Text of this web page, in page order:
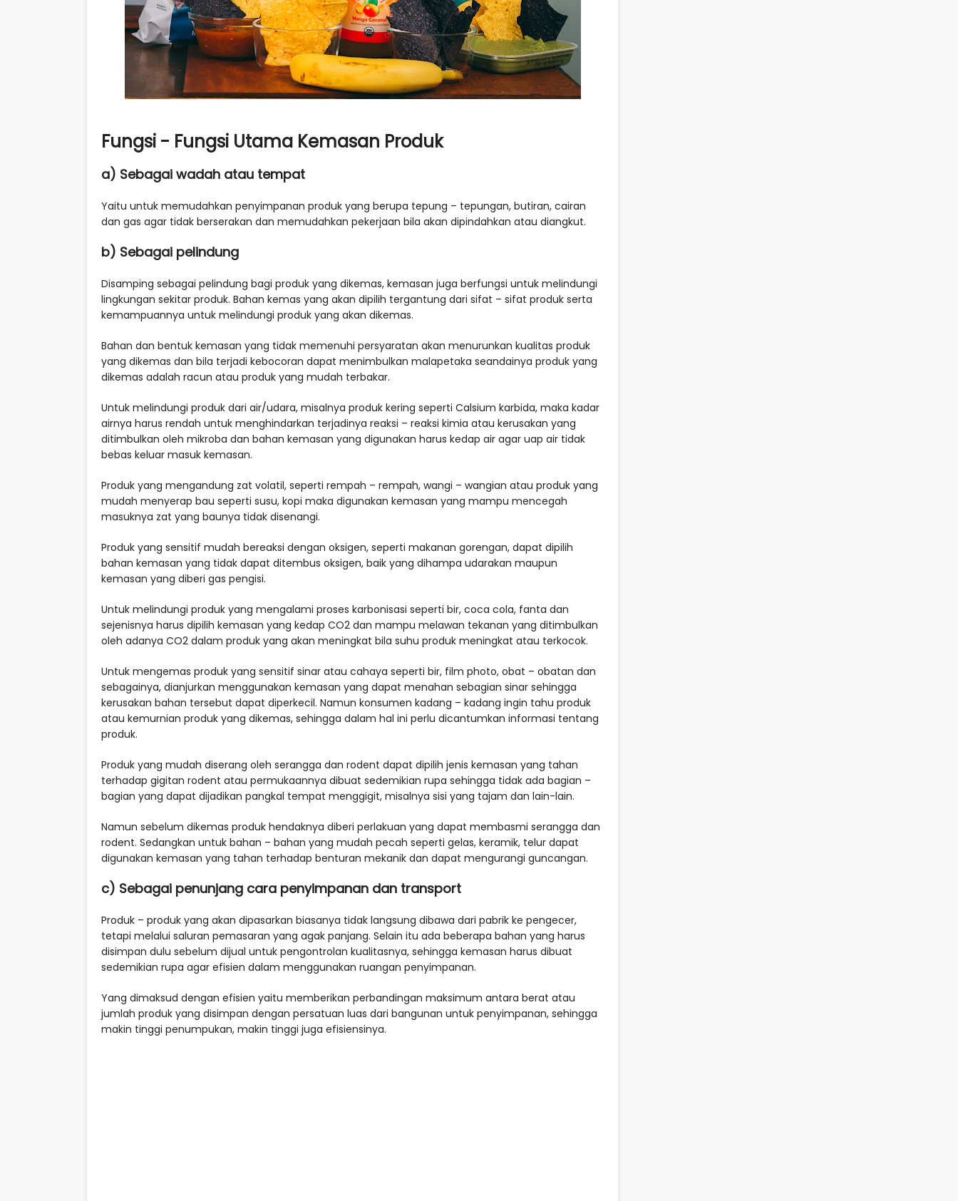
Fungsi - Fungsi Utama Kemasan Produk
a) Sebagai wadah atau tempat
Yaitu untuk memudahkan penyimpanan produk yang berupa tepung – tepungan, butiran, cairan
dan gas agar tidak berserakan dan memudahkan pekerjaan bila akan dipindahkan atau diangkut.
b) Sebagai pelindung
Disamping sebagai pelindung bagi produk yang dikemas, kemasan juga berfungsi untuk melindungi
lingkungan sekitar produk. Bahan kemas yang akan dipilih tergantung dari sifat – sifat produk serta
kemampuannya untuk melindungi produk yang akan dikemas.
Bahan dan bentuk kemasan yang tidak memenuhi persyaratan akan menurunkan kualitas produk
yang dikemas dan bila terjadi kebocoran dapat menimbulkan malapetaka seandainya produk yang
dikemas adalah racun atau produk yang mudah terbakar.
Untuk melindungi produk dari air/udara, misalnya produk kering seperti Calsium karbida, maka kadar
airnya harus rendah untuk menghindarkan terjadinya reaksi – reaksi kimia atau kerusakan yang
ditimbulkan oleh mikroba dan bahan kemasan yang digunakan harus kedap air agar uap air tidak
bebas keluar masuk kemasan.
Produk yang mengandung zat volatil, seperti rempah – rempah, wangi – wangian atau produk yang
mudah menyerap bau seperti susu, kopi maka digunakan kemasan yang mampu mencegah
masuknya zat yang baunya tidak disenangi.
Produk yang sensitif mudah bereaksi dengan oksigen, seperti makanan gorengan, dapat dipilih
bahan kemasan yang tidak dapat ditembus oksigen, baik yang dihampa udarakan maupun
kemasan yang diberi gas pengisi.
Untuk melindungi produk yang mengalami proses karbonisasi seperti bir, coca cola, fanta dan
sejenisnya harus dipilih kemasan yang kedap CO2 dan mampu melawan tekanan yang ditimbulkan
oleh adanya CO2 dalam produk yang akan meningkat bila suhu produk meningkat atau terkocok.
Untuk mengemas produk yang sensitif sinar atau cahaya seperti bir, film photo, obat – obatan dan
sebagainya, dianjurkan menggunakan kemasan yang dapat menahan sebagian sinar sehingga
kerusakan bahan tersebut dapat diperkecil. Namun konsumen kadang – kadang ingin tahu produk
atau kemurnian produk yang dikemas, sehingga dalam hal ini perlu dicantumkan informasi tentang
produk.
Produk yang mudah diserang oleh serangga dan rodent dapat dipilih jenis kemasan yang tahan
terhadap gigitan rodent atau permukaannya dibuat sedemikian rupa sehingga tidak ada bagian –
bagian yang dapat dijadikan pangkal tempat menggigit, misalnya sisi yang tajam dan lain-lain.
Namun sebelum dikemas produk hendaknya diberi perlakuan yang dapat membasmi serangga dan
rodent. Sedangkan untuk bahan – bahan yang mudah pecah seperti gelas, keramik, telur dapat
digunakan kemasan yang tahan terhadap benturan mekanik dan dapat mengurangi guncangan.
c) Sebagai penunjang cara penyimpanan dan transport
Produk – produk yang akan dipasarkan biasanya tidak langsung dibawa dari pabrik ke pengecer,
tetapi melalui saluran pemasaran yang agak panjang. Selain itu ada beberapa bahan yang harus
disimpan dulu sebelum dijual untuk pengontrolan kualitasnya, sehingga kemasan harus dibuat
sedemikian rupa agar efisien dalam menggunakan ruangan penyimpanan.
Yang dimaksud dengan efisien yaitu memberikan perbandingan maksimum antara berat atau
jumlah produk yang disimpan dengan persatuan luas dari bangunan untuk penyimpanan, sehingga
makin tinggi penumpukan, makin tinggi juga efisiensinya.